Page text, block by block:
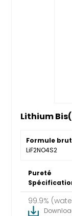
Lithium
Formule
LiF2NO4S2
Pureté
99.9%